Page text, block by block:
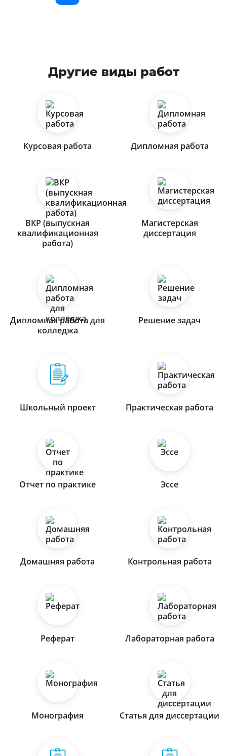
Другие виды работ
Курсовая работа Дипломная работа
ВКР (выпускная
квалификационная
работа)
Магистерская
диссертация
Дипломная работа для
колледжа
Решение задач
Школьный проект Практическая работа
Отчет по практике Эссе
Домашняя работа Контрольная работа
Реферат Лабораторная работа
Монография Статья для диссертации